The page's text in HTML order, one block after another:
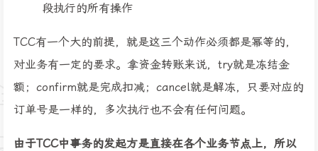
段执行的所有操作
TCC有一个大的前提，就是这三个动作必须都是幂等的，
对业务有一定的要求。拿资金转账来说，try就是冻结金
额；confirm就是完成扣减；cancel就是解冻，只要对应的
订单号是一样的，多次执行也不会有任何问题。
由于TCC中事务的发起方是直接在各个业务节点上，所以